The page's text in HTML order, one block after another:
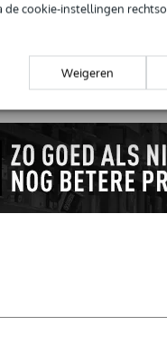
de cookie-instellingen
Weigeren
check